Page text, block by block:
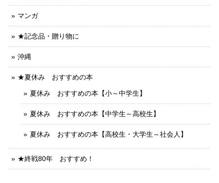
マンガ
★記念品・贈り物に
沖縄
★夏休み おすすめの本
夏休み おすすめの本【小～中学生】
夏休み おすすめの本【中学生～高校生】
夏休み おすすめの本【高校生・大学生～社会人】
★終戦80年 おすすめ！